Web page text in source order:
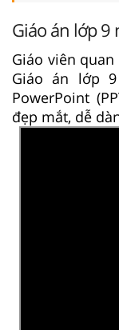
Giáo án lớp 9
Giáo viên quan
Giáo án lớp
PowerPoint
đẹp mắt, dễ